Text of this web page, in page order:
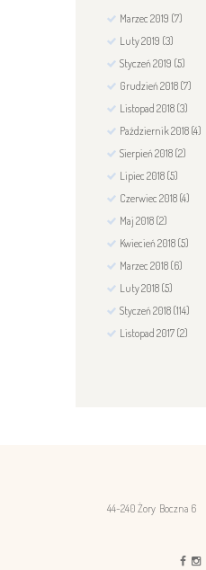
Marzec2019 (7)
Luty2019 (3)
Styczeń2019 (5)
Grudzień2018 (7)
Listopad2018 (3)
Październik2018 (4)
Sierpień2018 (2)
Lipiec2018 (5)
Czerwiec2018 (4)
Maj2018 (2)
Kwiecień2018 (5)
Marzec2018 (6)
Luty2018 (5)
Styczeń2018 (114)
Listopad2017 (2)
44-240 Żory Boczna 6